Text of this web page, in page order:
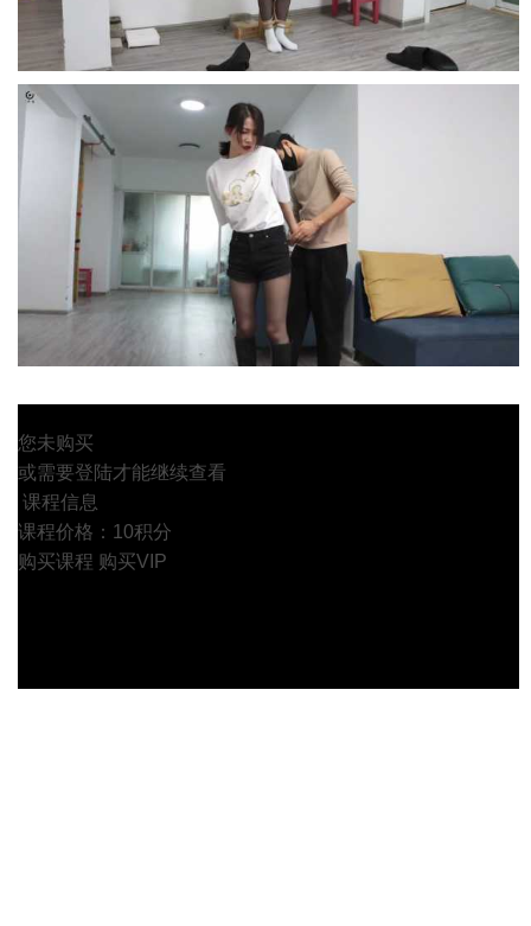
您未购买
或需要登陆才能继续查看
课程信息
课程价格：10积分
购买课程 购买VIP